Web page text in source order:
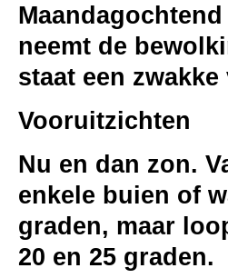
neemt de
staat een
Vooruitzichten
Nu en dan zon.
enkele buien of
graden, maar
20 en 25 graden.